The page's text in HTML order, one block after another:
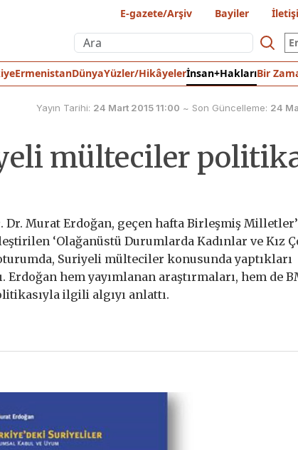
E-gazete/Arşiv Bayiler
ErmenistanDünyaYüzler/Hikâyelerİnsan+HaklarıBir
Yayın Tarihi: 24 Mart 2015 11:00 ~ Son Güncelleme: 24
mülteciler
Murat Erdoğan, geçen hafta Birleşmiş
‘Olağanüstü Durumlarda Kadınlar ve Kız
Suriyeli mülteciler konusunda yaptıkları
hem yayımlanan araştırmaları, hem de
ilgili algıyı anlattı.